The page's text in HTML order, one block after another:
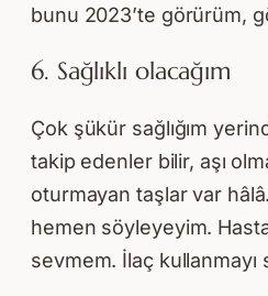
bunu 2023’te görürüm,
6. Sağlıklı olacağım
Çok şükür sağlığım
takip edenler bilir, aşı
oturmayan taşlar var
hemen söyleyeyim.
sevmem. İlaç